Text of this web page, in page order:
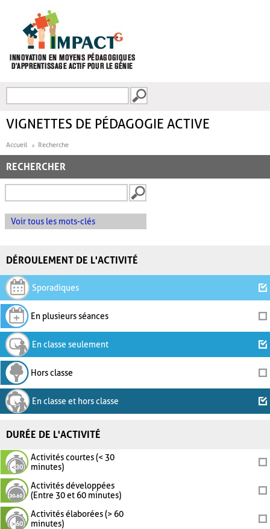
FORMULAIRE DE
VIGNETTES DE PÉDAGOGIE ACTIVE
Accueil Recherche
RECHERCHER
Voir tous les mots-clés
DÉROULEMENT DE L'ACTIVITÉ
Sporadiques
En plusieurs séances
En classe seulement
Hors classe
En classe et hors classe
DURÉE DE L'ACTIVITÉ
Activités courtes (< 30
minutes)
Activités développées
(Entre 30 et 60 minutes)
Activités élaborées (> 60
minutes)